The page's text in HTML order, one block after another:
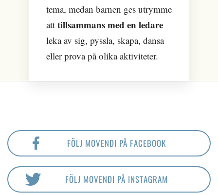
tema, medan barnen ges utrymme
att tillsammans med en ledare
leka av sig, pyssla, skapa, dansa
eller prova på olika aktiviteter.
FÖLJ MOVENDI PÅ FACEBOOK
FÖLJ MOVENDI PÅ INSTAGRAM